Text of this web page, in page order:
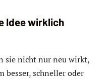
Idee wirklich
sie nicht nur neu wirkt,
besser, schneller oder